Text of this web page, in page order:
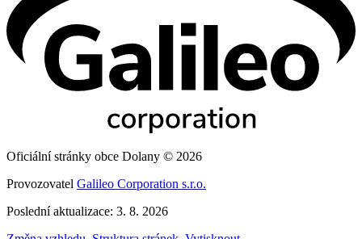
Oficiální stránky obce Dolany © 2026
Provozovatel Galileo Corporation s.r.o.
Poslední aktualizace: 3. 8. 2026